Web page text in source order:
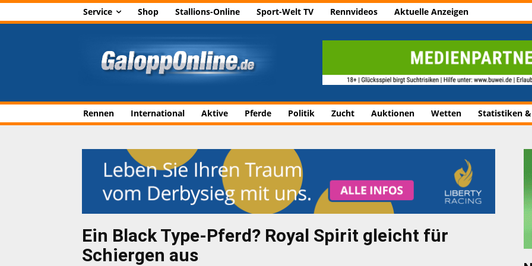
Service Shop Stallions-Online Sport-Welt TV Rennvideos Aktuelle Anzeigen
Rennen International Aktive Pferde Politik Zucht Auktionen Wetten Statistiken
Ein Black Type-Pferd? Royal Spirit gleicht für
Schiergen aus